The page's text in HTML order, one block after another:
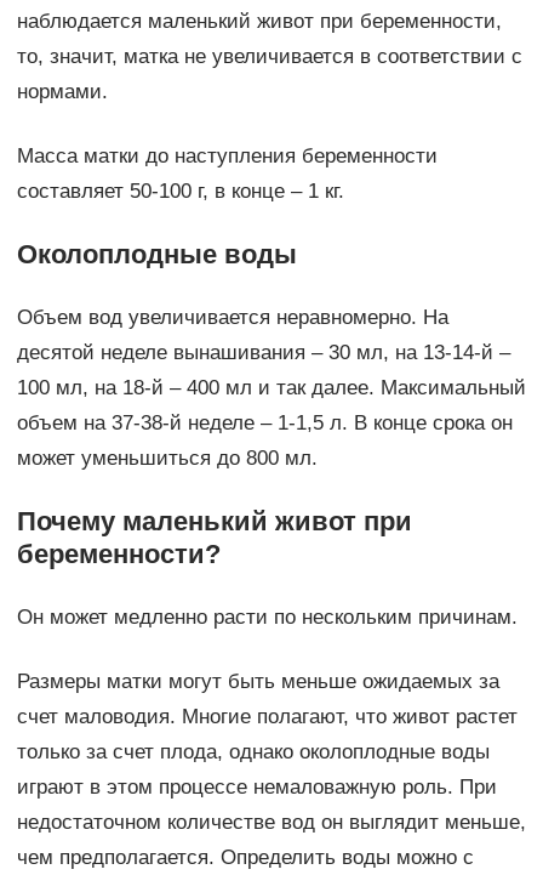
наблюдается маленький живот при беременности,
то, значит, матка не увеличивается в соответствии с
нормами.
Масса матки до наступления беременности
составляет 50-100 г, в конце – 1 кг.
Околоплодные воды
Объем вод увеличивается неравномерно. На
десятой неделе вынашивания – 30 мл, на 13-14-й –
100 мл, на 18-й – 400 мл и так далее. Максимальный
объем на 37-38-й неделе – 1-1,5 л. В конце срока он
может уменьшиться до 800 мл.
Почему маленький живот при
беременности?
Он может медленно расти по нескольким причинам.
Размеры матки могут быть меньше ожидаемых за
счет маловодия. Многие полагают, что живот растет
только за счет плода, однако околоплодные воды
играют в этом процессе немаловажную роль. При
недостаточном количестве вод он выглядит меньше,
чем предполагается. Определить воды можно с